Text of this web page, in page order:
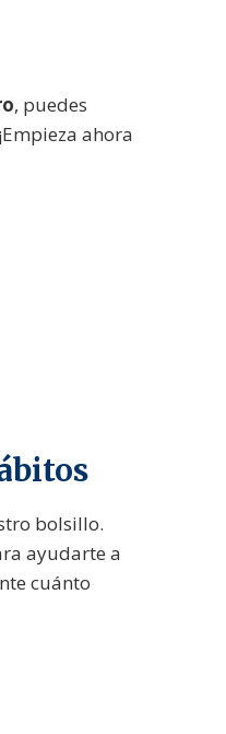
, puedes
ahora
bolsillo.
ayudarte a
cuánto